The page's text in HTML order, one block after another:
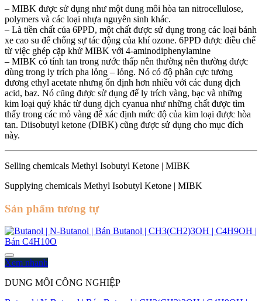
– MIBK được sử dụng như một dung môi hòa tan nitrocellulose,
polymers và các loại nhựa nguyên sinh khác.
– Là tiền chất của 6PPD, một chất được sử dụng trong các loại bánh
xe cao su để chống sự tác động của khí ozone. 6PPD được điều chế
từ việc ghép cặp khử MIBK với 4-aminodiphenylamine
– MIBK có tính tan trong nước thấp nên thường nên thường được
dùng trong ly trích pha lỏng – lỏng. Nó có độ phân cực tương
đương ethyl acetate nhưng ổn định hơn nhiều với các dung dịch
acid, baz. Nó cũng được sử dụng để ly trích vàng, bạc và những
kim loại quý khác từ dung dịch cyanua như những chất được tìm
thấy trong các mỏ vàng để xác định mức độ của kim loại được hòa
tan. Diisobutyl ketone (DIBK) cũng được sử dụng cho mục đích
này.
Selling chemicals Methyl Isobutyl Ketone | MIBK
Supplying chemicals Methyl Isobutyl Ketone | MIBK
Sản phẩm tương tự
Xem nhanh
DUNG MÔI CÔNG NGHIỆP